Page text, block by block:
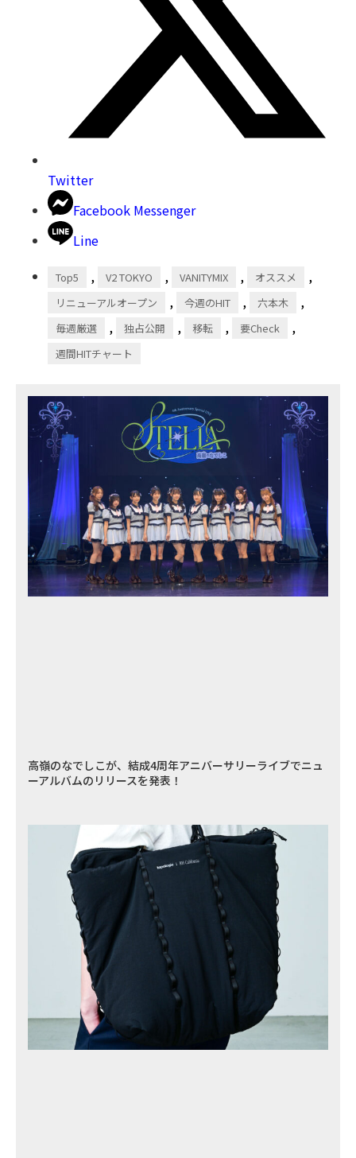
Twitter
Facebook Messenger
Line
Top5 , V2 TOKYO , VANITYMIX , オススメ ,
リニューアルオープン , 今週のHIT , 六本木 ,
毎週厳選 , 独占公開 , 移転 , 要Check ,
週間HITチャート
高嶺のなでしこが、結成4周年アニバーサリーライブでニュ
ーアルバムのリリースを発表！